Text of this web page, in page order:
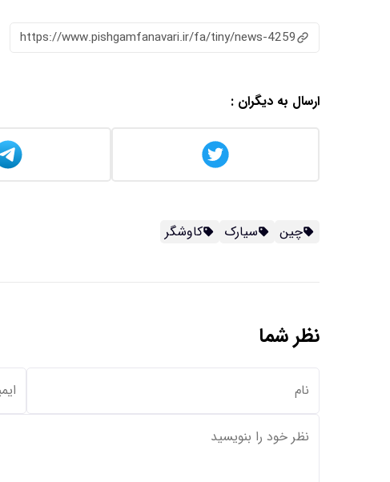
https://www.pishgamfanavari.ir/fa/tiny/news-4259
ارسال به دیگران :
چین سیارک کاوشگر
نظر شما